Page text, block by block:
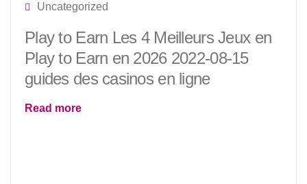
Uncategorized
Play to Earn Les 4 Meilleurs Jeux en
Play to Earn en 2026 2022-08-15
guides des casinos en ligne
Read more